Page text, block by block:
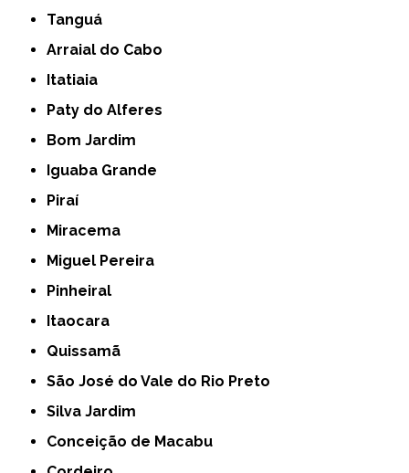
Tanguá
Arraial do Cabo
Itatiaia
Paty do Alferes
Bom Jardim
Iguaba Grande
Piraí
Miracema
Miguel Pereira
Pinheiral
Itaocara
Quissamã
São José do Vale do Rio Preto
Silva Jardim
Conceição de Macabu